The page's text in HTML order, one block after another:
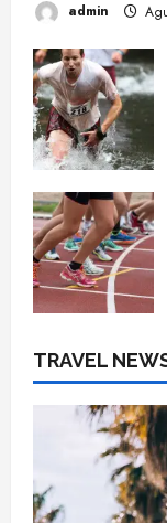
admin
TRAVEL